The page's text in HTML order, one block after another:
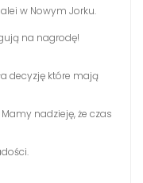
w Nowym Jorku.
na nagrodę!
decyzję które mają
nadzieję, że czas